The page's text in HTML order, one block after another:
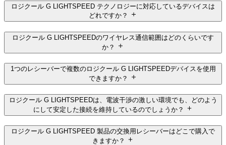
ロジクール G LIGHTSPEED テクノロジーに対応しているデバイスは
どれですか？
ロジクール G LIGHTSPEEDのワイヤレス通信範囲はどのくらいです
か？
1つのレシーバーで複数のロジクール G LIGHTSPEEDデバイスを使用
できますか？
ロジクール G LIGHTSPEEDは、電波干渉の激しい環境でも、どのよう
にして安定した接続を維持しているのでしょうか？
ロジクール G LIGHTSPEED 製品の交換用レシーバーはどこで購入で
きますか？